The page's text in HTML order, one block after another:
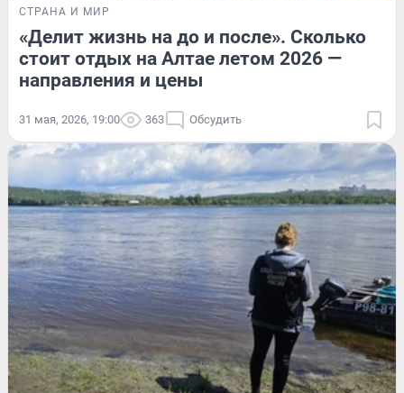
СТРАНА И МИР
«Делит жизнь на до и после». Сколько
стоит отдых на Алтае летом 2026 —
направления и цены
31 мая, 2026, 19:00 363 Обсудить